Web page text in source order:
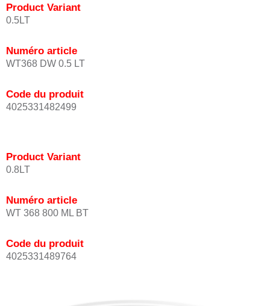
Product Variant
0.5LT
Numéro article
WT368 DW 0.5 LT
Code du produit
4025331482499
Product Variant
0.8LT
Numéro article
WT 368 800 ML BT
Code du produit
4025331489764